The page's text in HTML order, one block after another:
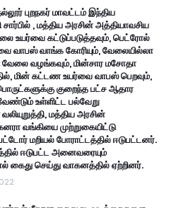
புறநகர் மாவட்டம் இந்திய
, மத்திய அரசின் அத்தியாவசிய
உயர்வை கட்டுப்படுத்தவும், பெட்ரோல்
வாபஸ் வாங்க கோரியும், வேலையில்லா
வேலை வழங்கவும், மின்சார மசோதா
மின் கட்டண உயர்வை வாபஸ் பெறவும்,
குறைந்த பட்ச ஆதார
உள்ளிட்ட பல்வேறு
மத்திய அரசின்
வங்கியை முற்றுகையிட்டு
மறியல் போராட்டத்தில் ஈடுபட்டனர்.
ஈடுபட்ட அனைவரையும்
கைது செய்து வாகனத்தில் ஏற்றினர்.